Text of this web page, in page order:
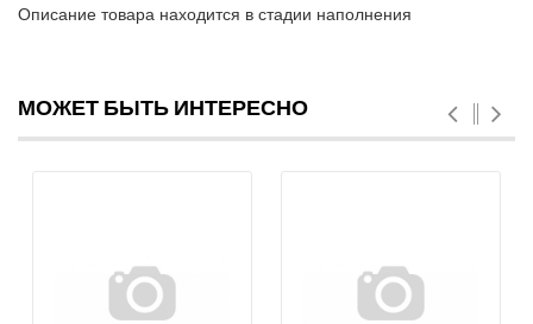
Описание товара находится в стадии наполнения
МОЖЕТ БЫТЬ ИНТЕРЕСНО